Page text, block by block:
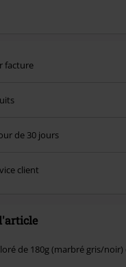
facture
de 30 jours
client
de 180g (marbré gris/